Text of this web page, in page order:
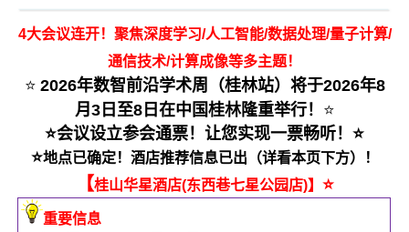
4大会议连开！ 聚焦深度学习/人工智能/数据处理/量子计算/
通信技术/计算成像等多主题！
⭐ 2026年数智前沿学术周（桂林站）将于2026年8
月3日至8日在中国桂林隆重举行！ ⭐
⭐会议设立参会通票！让您实现一票畅听！ ⭐
⭐地点已确定！ 酒店推荐信息已出（详看本页下方）！
【桂山华星酒店(东西巷七星公园店)】 ⭐
重要信息